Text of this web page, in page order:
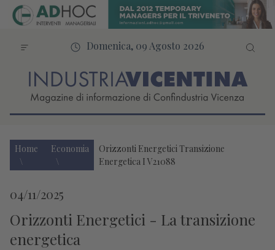
Domenica, 09 Agosto 2026
Home Economia
Orizzonti Energetici Transizione
Energetica I V21088
04/11/2025
Orizzonti Energetici - La transizione
energetica